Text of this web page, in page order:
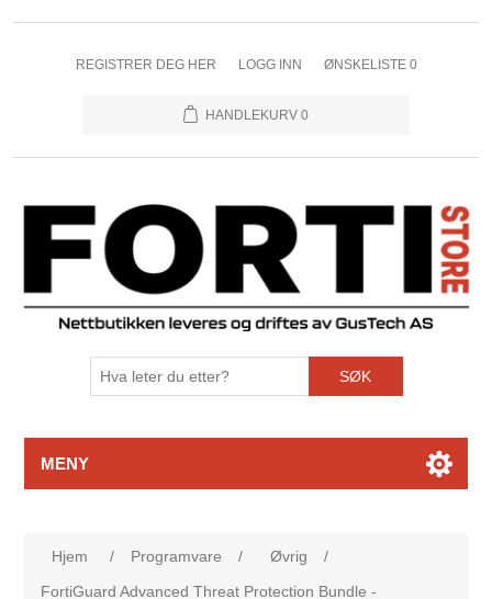
REGISTRER DEG HER LOGG INN ØNSKELISTE 0
HANDLEKURV 0
SØK
MENY
Hjem / Programvare / Øvrig
/
FortiGuard Advanced Threat Protection Bundle -